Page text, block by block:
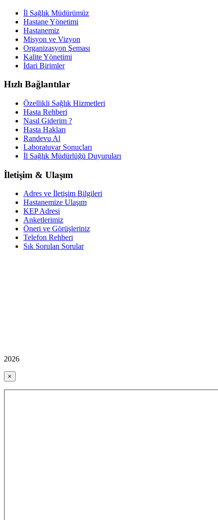
İl Sağlık Müdürümüz
Hastane Yönetimi
Hastanemiz
Misyon ve Vizyon
Organizasyon Şeması
Kalite Yönetimi
İdari Birimler
Hızlı Bağlantılar
Özellikli Sağlık Hizmetleri
Hasta Rehberi
Nasıl Giderim ?
Hasta Hakları
Randevu Al
Laboratuvar Sonuçları
İl Sağlık Müdürlüğü Duyuruları
İletişim & Ulaşım
Adres ve İletişim Bilgileri
Hastanemize Ulaşım
KEP Adresi
Anketlerimiz
Öneri ve Görüşleriniz
Telefon Rehberi
Sık Sorulan Sorular
2026
×